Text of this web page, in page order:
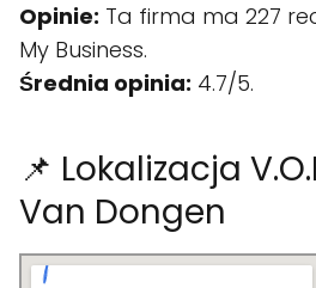
Opinie: Ta firma ma 227
My Business.
Średnia opinia: 4.7/5.
📌 Lokalizacja
Van Dongen